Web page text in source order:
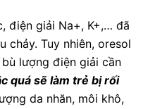
điện giải Na+, K+,… đã
chảy. Tuy nhiên, oresol
lượng điện giải cần
quá sẽ làm trẻ bị rối
da nhăn, môi khô,